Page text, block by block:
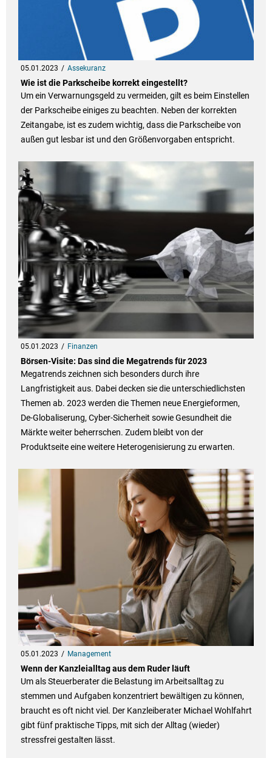
05.01.2023 Assekuranz
Wie ist die Parkscheibe korrekt eingestellt?
Um ein Verwarnungsgeld zu vermeiden, gilt es beim Einstellen
der Parkscheibe einiges zu beachten. Neben der korrekten
Zeitangabe, ist es zudem wichtig, dass die Parkscheibe von
außen gut lesbar ist und den Größenvorgaben entspricht.
05.01.2023 Finanzen
Börsen-Visite: Das sind die Megatrends für 2023
Megatrends zeichnen sich besonders durch ihre
Langfristigkeit aus. Dabei decken sie die unterschiedlichsten
Themen ab. 2023 werden die Themen neue Energieformen,
De-Globaliserung, Cyber-Sicherheit sowie Gesundheit die
Märkte weiter beherrschen. Zudem bleibt von der
Produktseite eine weitere Heterogenisierung zu erwarten.
05.01.2023 Management
Wenn der Kanzleialltag aus dem Ruder läuft
Um als Steuerberater die Belastung im Arbeitsalltag zu
stemmen und Aufgaben konzentriert bewältigen zu können,
braucht es oft nicht viel. Der Kanzleiberater Michael Wohlfahrt
gibt fünf praktische Tipps, mit sich der Alltag (wieder)
stressfrei gestalten lässt.